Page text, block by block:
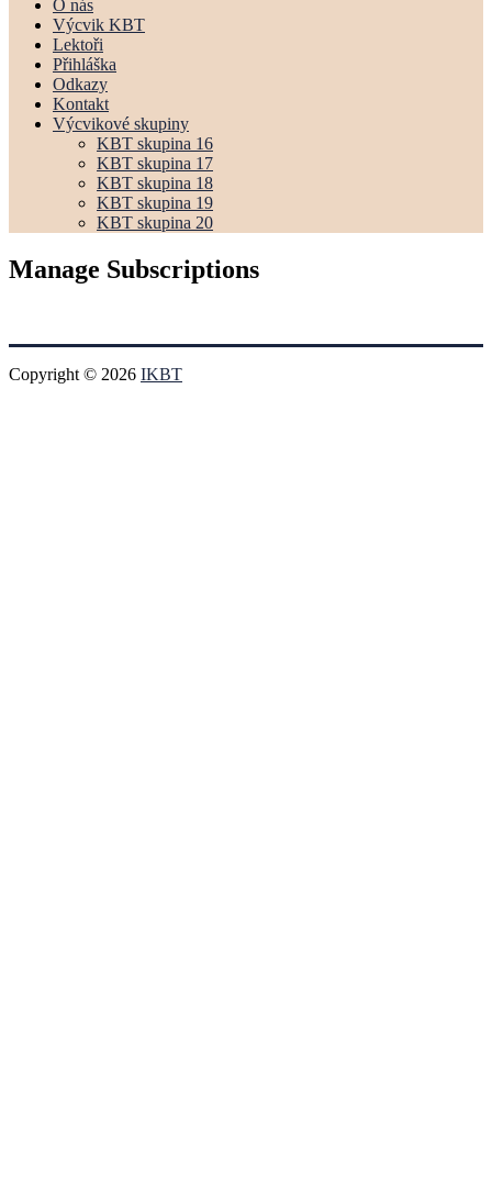
O nás
Výcvik KBT
Lektoři
Přihláška
Odkazy
Kontakt
Výcvikové skupiny
KBT skupina 16
KBT skupina 17
KBT skupina 18
KBT skupina 19
KBT skupina 20
Manage Subscriptions
Copyright © 2026 IKBT